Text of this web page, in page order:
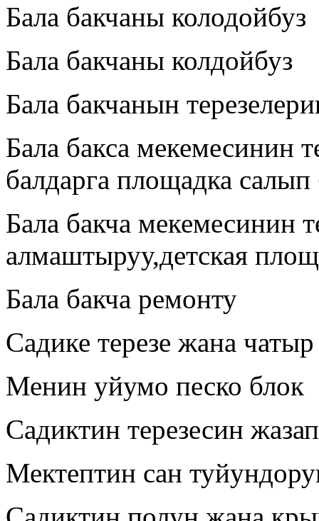
Бала бакчаны колодойбуз
Бала бакчаны колдойбуз
Бала бакчанын
Бала бакса мекемесинин
балдарга площадка
Бала бакча мекемесинин
алмаштыруу,детская
Бала бакча ремонту
Садике терезе жана чатыр
Менин уйумо песко блок
Садиктин терезесин
Мектептин сан